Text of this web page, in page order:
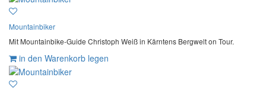
Mountainbiker
Mit Mountainbike-Guide Christoph Weiß in Kärntens Bergwelt on Tour.
in den Warenkorb legen